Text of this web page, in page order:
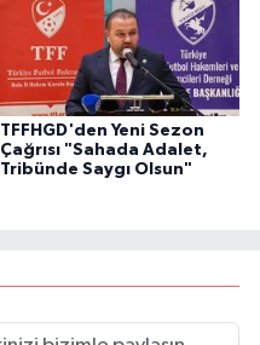
TFFHGD'den Yeni Sezon
Çağrısı "Sahada Adalet,
Tribünde Saygı Olsun"